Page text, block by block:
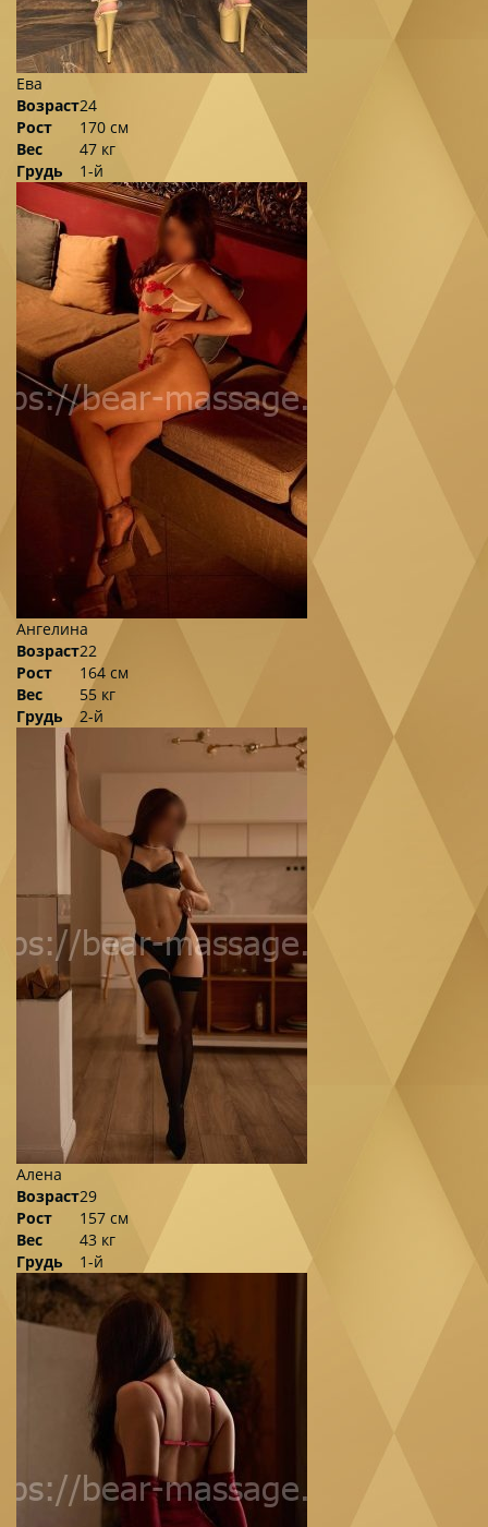
Ева
Возраст24
Рост
170 см
Вес
47 кг
Грудь
1-й
Ангелина
Возраст22
Рост
164 см
Вес
55 кг
Грудь
2-й
Алена
Возраст29
Рост
157 см
Вес
43 кг
Грудь
1-й